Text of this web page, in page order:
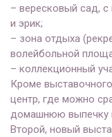
– вересковый сад,
и эрик;
– зона отдыха
волейбольной
– коллекционный
Кроме
центр, где можно
домашнюю выпечку
Второй, новый